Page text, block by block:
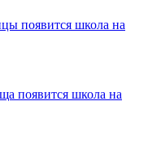
появится школа на
появится школа на